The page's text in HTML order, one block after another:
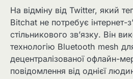
На відміну від Twitter, який
Bitchat не потребує інтернет-
стільникового зв’язку. Він
технологію Bluetooth mesh
децентралізованої офлайн-
повідомлення від однієї